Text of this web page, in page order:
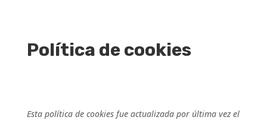
Política de cookies
Esta política de cookies fue actualizada por última vez el